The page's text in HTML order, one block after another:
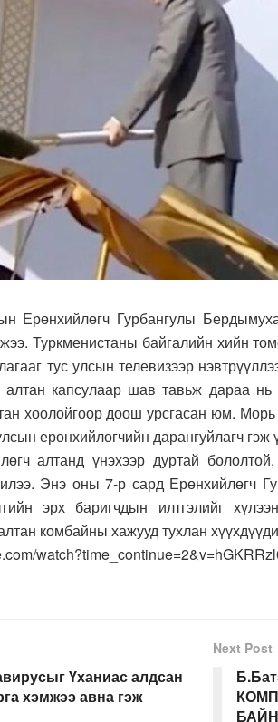
Ерөнхийлөгч Гурбангулы
Туркменистаны байгалийн хийн
тус улсын телевизээр
капсулаар шав тавьж дараа нь
хоолойгоор доош урсгасан юм.
ерөнхийлөгчийн дарангуйлагч гэж
алтанд үнэхээр дуртай
Энэ оны 7-р сард Ерөнхийлөгч
эрх баригчдын илтгэлийг
комбайны хажууд тухлан
Үханиас алдсан
хэмжээ авна гэж
Next Post